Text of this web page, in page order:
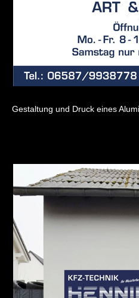
Gestaltung und Druck eines